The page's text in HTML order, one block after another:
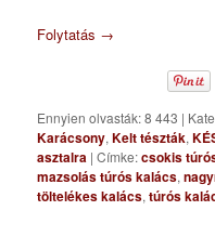
Folytatás →
Ennyien olvasták: 8 443 |
Karácsony,Kelt tészták,
asztalra |Címke:csokis
mazsolás túrós kalács,
töltelékes kalács,túrós